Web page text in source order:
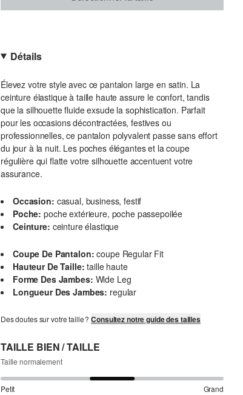
Détails
Élevez votre style avec ce pantalon large en satin. La
ceinture élastique à taille haute assure le confort, tandis
que la silhouette fluide exsude la sophistication. Parfait
pour les occasions décontractées, festives ou
professionnelles, ce pantalon polyvalent passe sans effort
du jour à la nuit. Les poches élégantes et la coupe
régulière qui flatte votre silhouette accentuent votre
assurance.
Occasion: casual, business, festif
Poche: poche extérieure, poche passepoilée
Ceinture: ceinture élastique
Coupe De Pantalon: coupe Regular Fit
Hauteur De Taille: taille haute
Forme Des Jambes: Wide Leg
Longueur Des Jambes: regular
Des doutes sur votre taille ?Consultez notre guide des tailles
TAILLE BIEN / TAILLE
Taille normalement
Petit Grand